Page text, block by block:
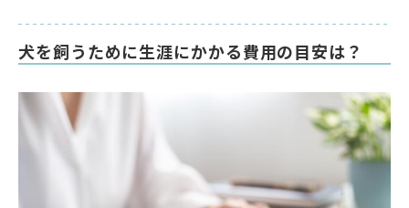
犬を飼うために生涯にかかる費用の目安は？